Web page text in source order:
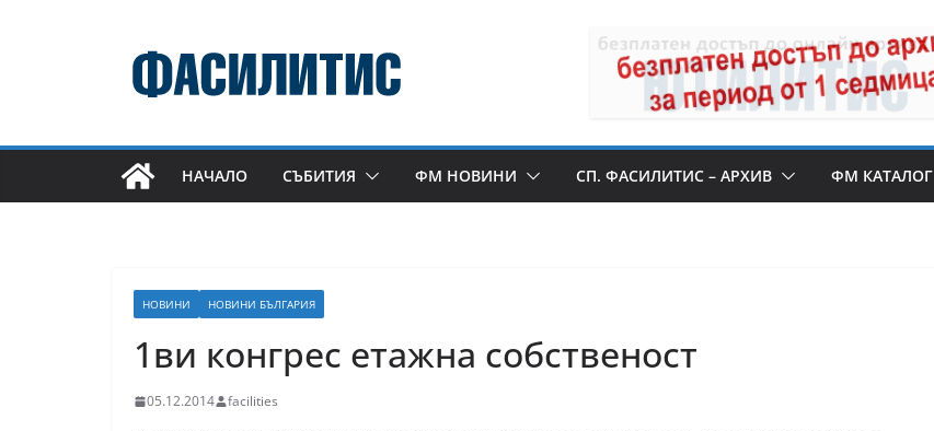
НАЧАЛО СЪБИТИЯ ФМ НОВИНИ СП. ФАСИЛИТИС – АРХИВ ФМ КАТАЛОГ
НОВИНИ НОВИНИ БЪЛГАРИЯ
1ви конгрес етажна собственост
05.12.2014 facilities